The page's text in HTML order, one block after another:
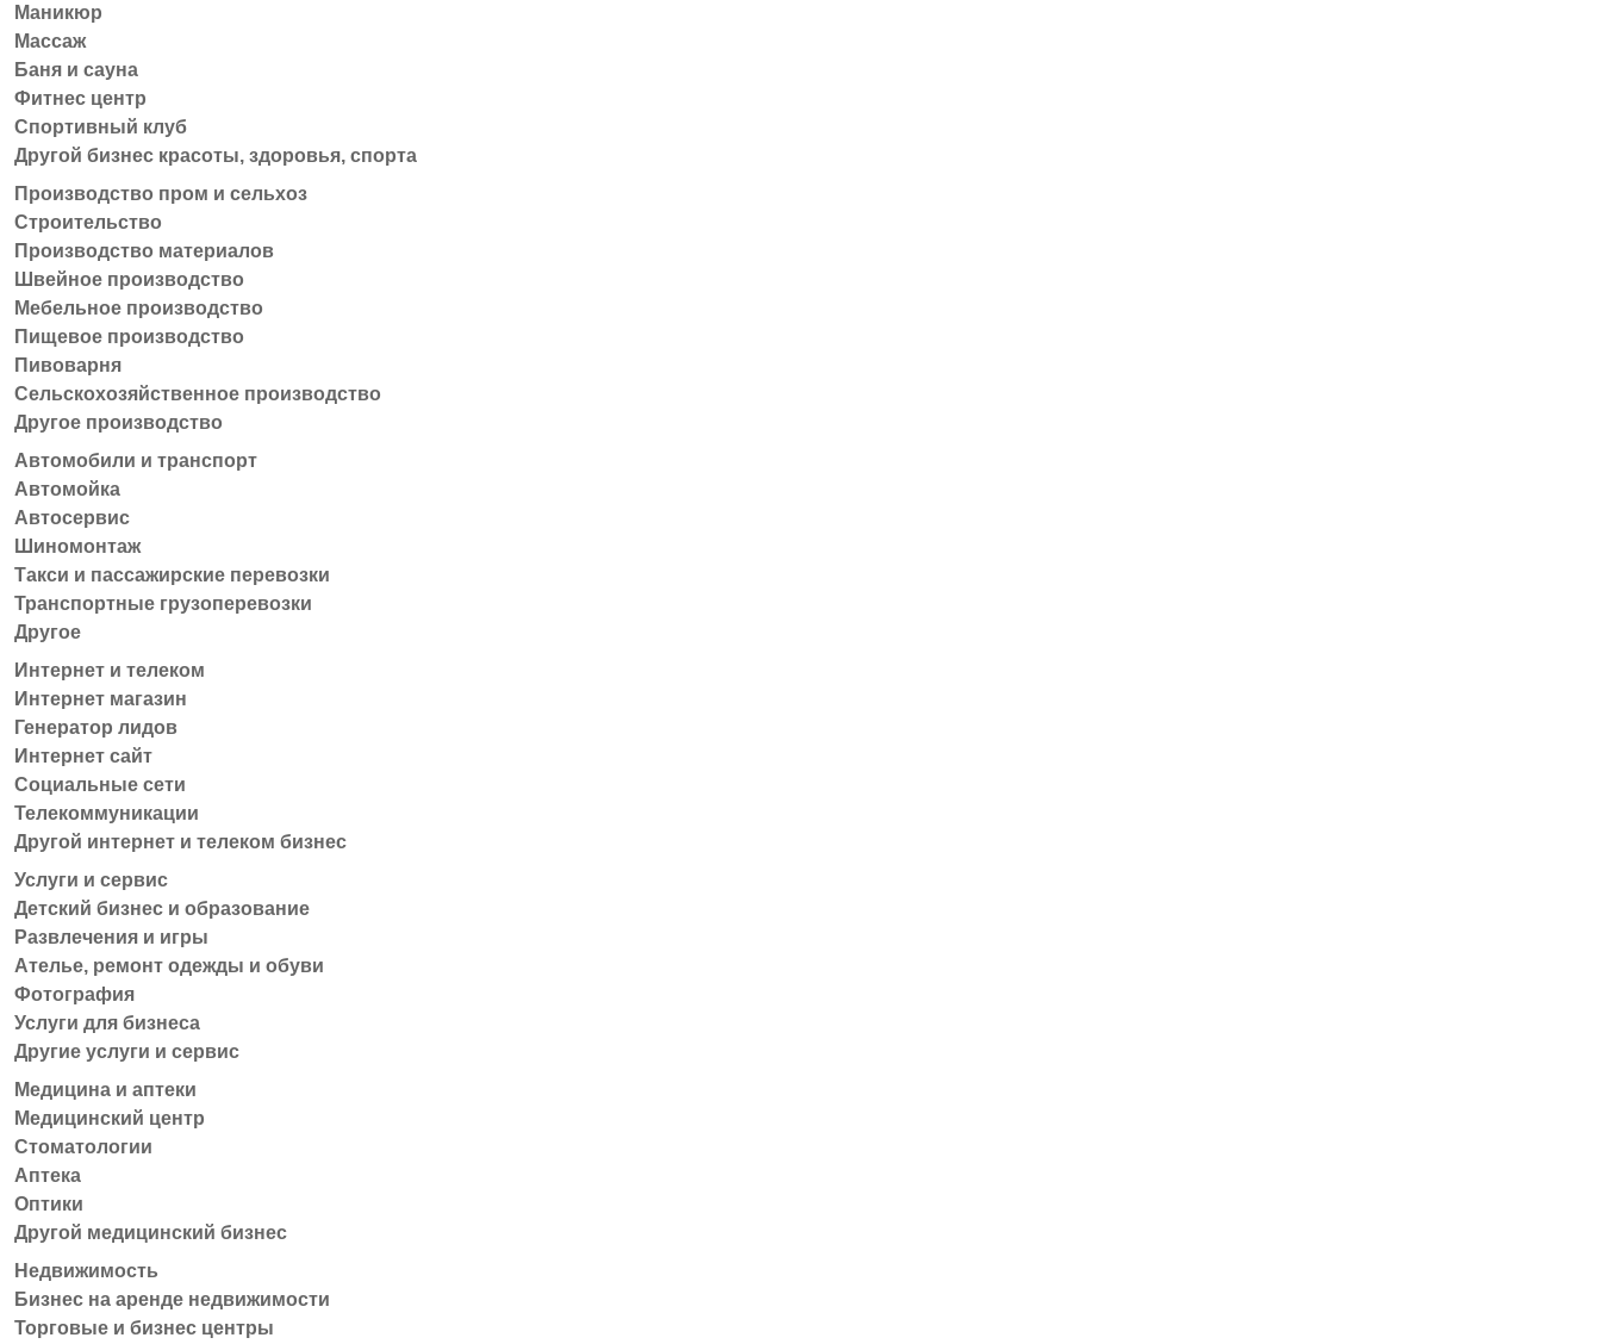
Маникюр
Массаж
Баня и сауна
Фитнес центр
Спортивный клуб
Другой бизнес красоты, здоровья, спорта
Производство пром и сельхоз
Строительство
Производство материалов
Швейное производство
Мебельное производство
Пищевое производство
Пивоварня
Сельскохозяйственное производство
Другое производство
Автомобили и транспорт
Автомойка
Автосервис
Шиномонтаж
Такси и пассажирские перевозки
Транспортные грузоперевозки
Другое
Интернет и телеком
Интернет магазин
Генератор лидов
Интернет сайт
Социальные сети
Телекоммуникации
Другой интернет и телеком бизнес
Услуги и сервис
Детский бизнес и образование
Развлечения и игры
Ателье, ремонт одежды и обуви
Фотография
Услуги для бизнеса
Другие услуги и сервис
Медицина и аптеки
Медицинский центр
Стоматологии
Аптека
Оптики
Другой медицинский бизнес
Недвижимость
Бизнес на аренде недвижимости
Торговые и бизнес центры